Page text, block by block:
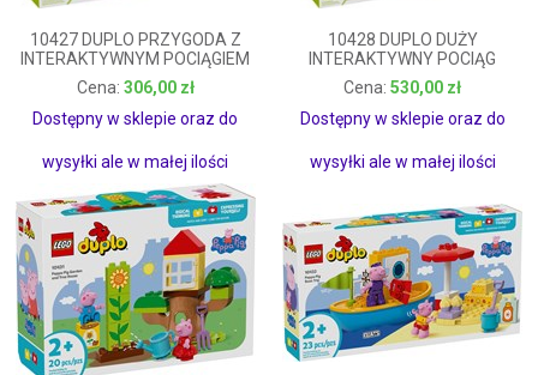
10427 DUPLO PRZYGODA Z
INTERAKTYWNYM POCIĄGIEM
306,00 zł
Dostępny w sklepie oraz do
wysyłki ale w małej ilości
306,00 zł
10428 DUPLO DUŻY
INTERAKTYWNY POCIĄG
MIEJSKI
530,00 zł
Dostępny w sklepie oraz do
wysyłki ale w małej ilości
530,00 zł